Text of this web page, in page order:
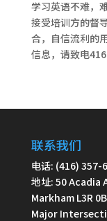
学习英语不难，
接受培训方的督
合，自信流利的
信息，请致电
联系我们
电话: (416) 357-
地址: 50 Acadia
Markham L3R
Major